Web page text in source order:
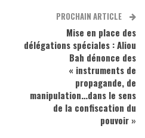
PROCHAIN ARTICLE
Mise en place des
délégations spéciales : Aliou
Bah dénonce des
« instruments de
propagande, de
manipulation…dans le sens
de la confiscation du
pouvoir »